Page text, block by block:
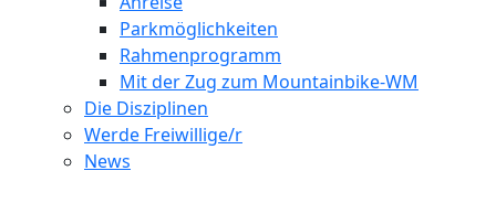
Parkmöglichkeiten
Rahmenprogramm
Mit der Zug zum Mountainbike-WM
Die Disziplinen
Werde Freiwillige/r
News